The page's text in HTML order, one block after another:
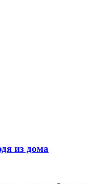
из дома